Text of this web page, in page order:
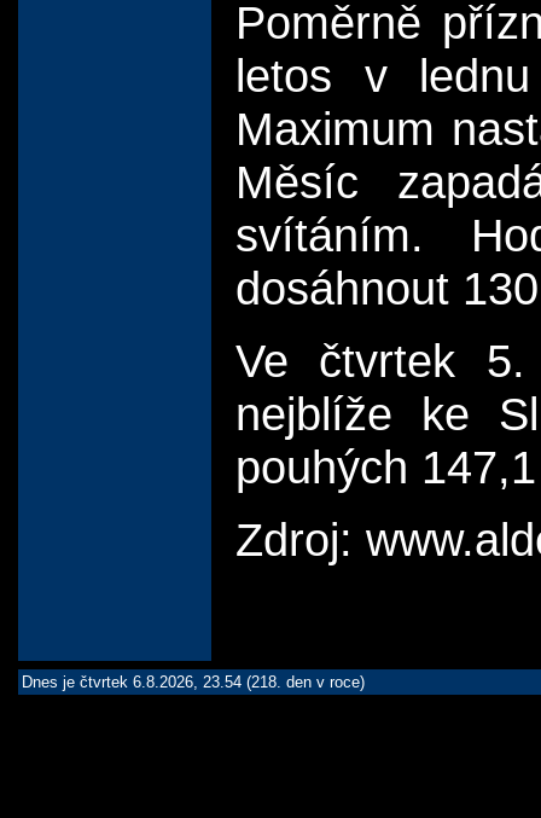
Poměrně
letos v lednu
Maximum
Měsíc
svítáním.
dosáhnout
Ve čtvrtek
nejblíže ke
pouhých
Zdroj:
Dnes je čtvrtek 6.8.2026, 23.54 (218. den v roce)